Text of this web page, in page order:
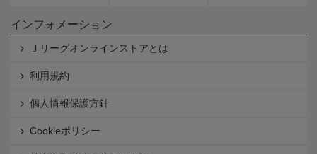
インフォメーション
Ｊリーグオンラインストアとは
利用規約
個人情報保護方針
Cookieポリシー